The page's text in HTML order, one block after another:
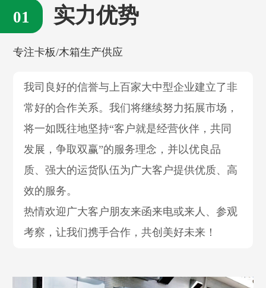
实力优势
专注卡板/木箱生产供应
我司良好的信誉与上百家大中型企业建立了非
常好的合作关系。我们将继续努力拓展市场，
将一如既往地坚持“客户就是经营伙伴，共同
发展，争取双赢”的服务理念，并以优良品
质、强大的运货队伍为广大客户提供优质、高
效的服务。
热情欢迎广大客户朋友来函来电或来人、参观
考察，让我们携手合作，共创美好未来！